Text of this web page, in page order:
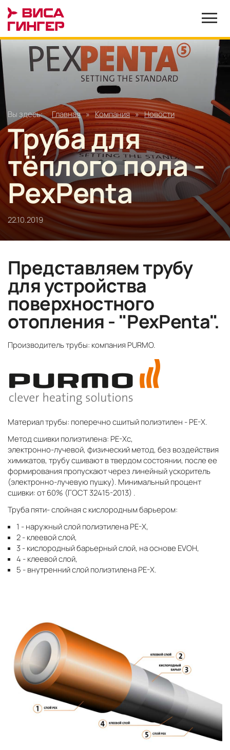
Вы здесь:Главная » Компания » Новости
Труба для
тёплого пола -
PexPenta
22.10.2019
Представляем трубу
для устройства
поверхностного
отопления - "PexPenta".
Производитель трубы: компания PURMO.
Материал трубы: поперечно сшитый полиэтилен - PE-X.
Метод сшивки полиэтилена: PE-Xc,
электронно-лучевой, физический метод, без воздействия
химикатов, трубу сшивают в твердом состоянии, после ее
формирования пропускают через линейный ускоритель
(электронно-лучевую пушку). Минимальный процент
сшивки: от 60% (ГОСТ 32415-2013) .
Труба пяти- слойная с кислородным барьером:
1 - наружный слой полиэтилена PE-X,
2 - клеевой слой,
3 - кислородный барьерный слой, на основе EVOH,
4 - клеевой слой,
5 - внутренний слой полиэтилена PE-X.